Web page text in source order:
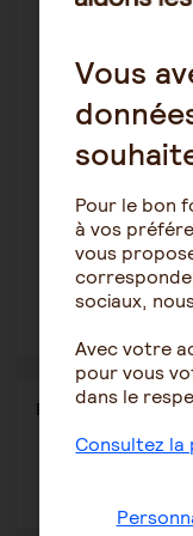
apporter une
n’existe pas)
selon chaque
l’aidant lui-même
professionnels
Aidants, ce
votre proche
juridiques et
Partager l'article
autre
Vous
Pour le bon
à vos
vous
sociaux,
Avec votre
pour vous
dans le
Consultez la